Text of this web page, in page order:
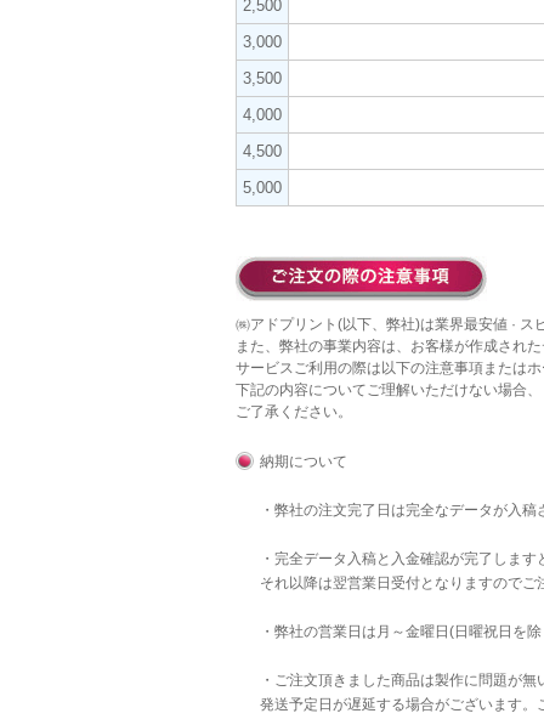
2,500
3,000
3,500
4,000
4,500
5,000
㈱アドプリント(以下、弊社)は業界最安値 ·
また、弊社の事業内容は、お客様が作成され
サービスご利用の際は以下の注意事項または
下記の内容についてご理解いただけない場合
ご了承ください。
納期について
・弊社の注文完了日は完全なデータが入
・完全データ入稿と入金確認が完了しま
それ以降は翌営業日受付となりますのでご
・弊社の営業日は月～金曜日(日曜祝日を
・ご注文頂きました商品は製作に問題が
発送予定日が遅延する場合がございます